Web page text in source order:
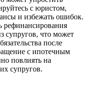
с юристом,
и избежать ошибок.
рефинансирования
супругов, что может
после
с ипотечным
повлиять на
супругов.